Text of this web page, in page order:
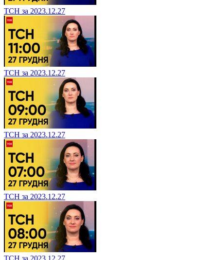
ТСН за 2023.12.27
ТСН за 2023.12.27
ТСН за 2023.12.27
ТСН за 2023.12.27
ТСН за 2023.12.27